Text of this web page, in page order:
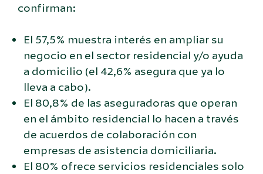
confirman:
El 57,5% muestra interés en ampliar su
negocio en el sector residencial y/o ayuda
a domicilio (el 42,6% asegura que ya lo
lleva a cabo).
El 80,8% de las aseguradoras que operan
en el ámbito residencial lo hacen a través
de acuerdos de colaboración con
empresas de asistencia domiciliaria.
El 80% ofrece servicios residenciales solo